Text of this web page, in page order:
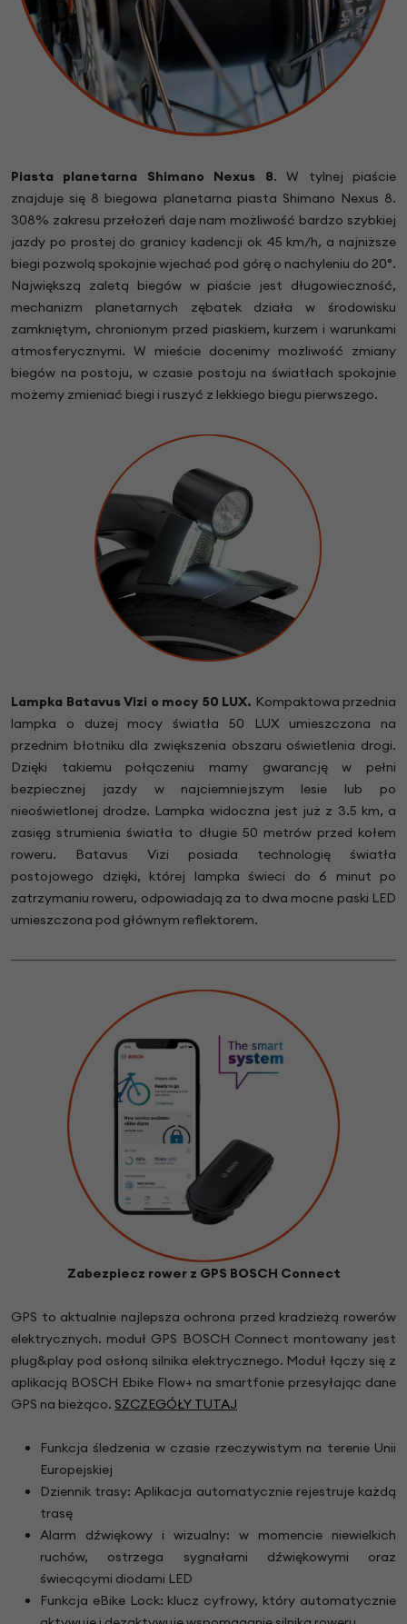
Piasta planetarna Shimano Nexus 8. W tylnej piaście
znajduje się 8 biegowa planetarna piasta Shimano Nexus 8.
308% zakresu przełożeń daje nam możliwość bardzo szybkiej
jazdy po prostej do granicy kadencji ok 45 km/h, a najniższe
biegi pozwolą spokojnie wjechać pod górę o nachyleniu do 20°.
Największą zaletą biegów w piaście jest długowieczność,
mechanizm planetarnych zębatek działa w środowisku
zamkniętym, chronionym przed piaskiem, kurzem i warunkami
atmosferycznymi. W mieście docenimy możliwość zmiany
biegów na postoju, w czasie postoju na światłach spokojnie
możemy zmieniać biegi i ruszyć z lekkiego biegu pierwszego.
Lampka Batavus Vizi o mocy 50 LUX. Kompaktowa przednia
lampka o dużej mocy światła 50 LUX umieszczona na
przednim błotniku dla zwiększenia obszaru oświetlenia drogi.
Dzięki takiemu połączeniu mamy gwarancję w pełni
bezpiecznej jazdy w najciemniejszym lesie lub po
nieoświetlonej drodze. Lampka widoczna jest już z 3.5 km, a
zasięg strumienia światła to długie 50 metrów przed kołem
roweru. Batavus Vizi posiada technologię światła
postojowego dzięki, której lampka świeci do 6 minut po
zatrzymaniu roweru, odpowiadają za to dwa mocne paski LED
umieszczona pod głównym reflektorem.
Zabezpiecz rower z GPS BOSCH Connect
GPS to aktualnie najlepsza ochrona przed kradzieżą rowerów
elektrycznych. moduł GPS BOSCH Connect montowany jest
plug&play pod osłoną silnika elektrycznego. Moduł łączy się z
aplikacją BOSCH Ebike Flow+ na smartfonie przesyłając dane
GPS na bieżąco. SZCZEGÓŁY TUTAJ
Funkcja śledzenia w czasie rzeczywistym na terenie Unii
Europejskiej
Dziennik trasy: Aplikacja automatycznie rejestruje każdą
trasę
Alarm dźwiękowy i wizualny: w momencie niewielkich
ruchów, ostrzega sygnałami dźwiękowymi oraz
świecącymi diodami LED
Funkcja eBike Lock: klucz cyfrowy, który automatycznie